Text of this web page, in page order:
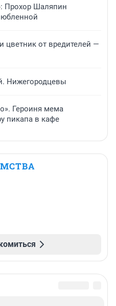
Прохор Шаляпин
цветник от вредителей —
Нижегородцевы
Героиня мема
пикапа в кафе